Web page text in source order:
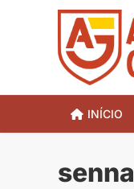
INÍCIO
senna